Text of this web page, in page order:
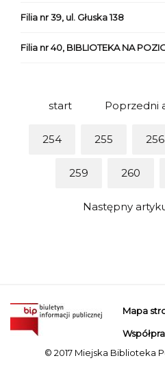
Filia nr 39, ul. Głuska 138
Filia nr 40, BIBLIOTEKA NA
start Poprzedni
254 255 256
259 260
Następny
Mapa
© 2017 Miejska Biblioteka